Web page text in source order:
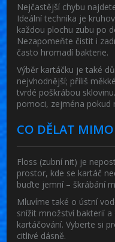
Nejčastější chybu
Ideální technika je
každou plochu zubu po
Nezapomeňte čistit i
často hromadí bakterie.
Výběr kartáčku je také
nejvhodnější; příliš
tvrdé poškrábou
pomoci, zejména pokud
CO DĚLAT
Floss (zubní nit) je
prostor, kde se kartáč
buďte jemní – škrábání
Mluvíme také o ústní
snížit množství bakterií
kartáčování. Vyberte si
citlivé dásně.